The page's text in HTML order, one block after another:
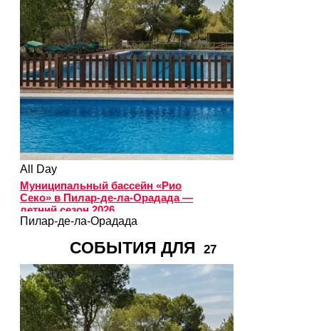
All Day
Муниципальный бассейн «Рио
Секо» в Пилар-де-ла-Орадада —
летний сезон 2026
Пилар-де-ла-Орадада
СОБЫТИЯ ДЛЯ 27